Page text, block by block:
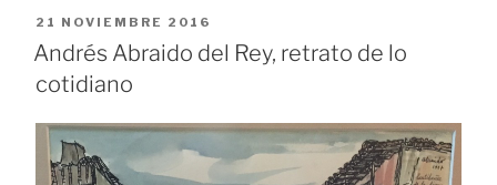
PUBLICADO
EL
21 NOVIEMBRE 2016
Andrés Abraido del Rey, retrato de lo
cotidiano